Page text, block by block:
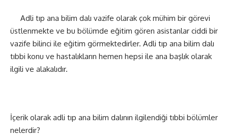
Adli tıp ana bilim dalı vazife olarak çok mühim bir görevi
üstlenmekte ve bu bölümde eğitim gören asistanlar ciddi bir
vazife bilinci ile eğitim görmektedirler. Adli tıp ana bilim dalı
tıbbi konu ve hastalıkların hemen hepsi ile ana başlık olarak
ilgili ve alakalıdır.
İçerik olarak adli tıp ana bilim dalının ilgilendiği tıbbi bölümler
nelerdir?